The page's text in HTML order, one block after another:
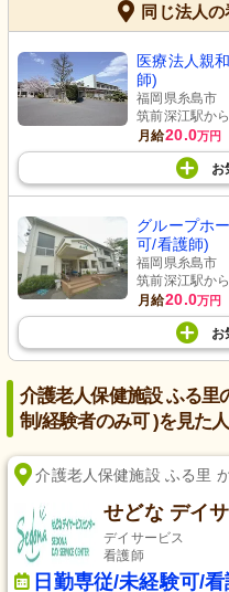
同じ法人
医療法人親
師)
福岡県糸島市
筑前深江駅か
月給20.0万円
お
グループホ
可/看護師)
福岡県糸島市
筑前深江駅か
月給20.0万円
お
介護老人保健施設 ふる里
制/経験者のみ可 )を見た
介護老人保健施設 ふる里
せどな デイ
デイサービス
看護師
日勤専従/未経験可/